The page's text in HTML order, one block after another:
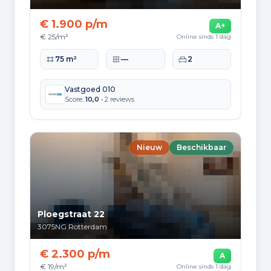
2010 tot 2020 5.469
3.475
Energie en duurzaamheid
Energielabelverdeling
Label C
71.907
51.923 27.838
Label D
26.618 25.314
Label F
€ 1.900 p/m
€ 25/m²
A+
Online sinds 1 dag
Woonoppervlakte
75 m² Perceeloppervlakte
— Slaapkamers
2
Vastgoed 010
Score: 10,0 • 2 reviews
Nieuw Beschikbaar
Ploegstraat 22
3075NG Rotterdam
€ 2.300 p/m
€ 19/m²
A
Online sinds 1 dag